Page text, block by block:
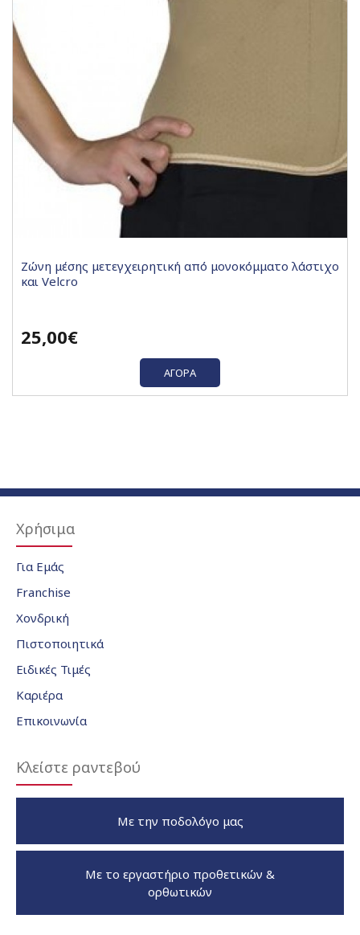
Ζώνη μέσης μετεγχειρητική από μονοκόμματο λάστιχο
και Velcro
25,00€
ΑΓΟΡΆ
Χρήσιμα
Για Εμάς
Franchise
Χονδρική
Πιστοποιητικά
Ειδικές Τιμές
Καριέρα
Επικοινωνία
Κλείστε ραντεβού
Με την ποδολόγο μας
Με το εργαστήριο προθετικών &
ορθωτικών